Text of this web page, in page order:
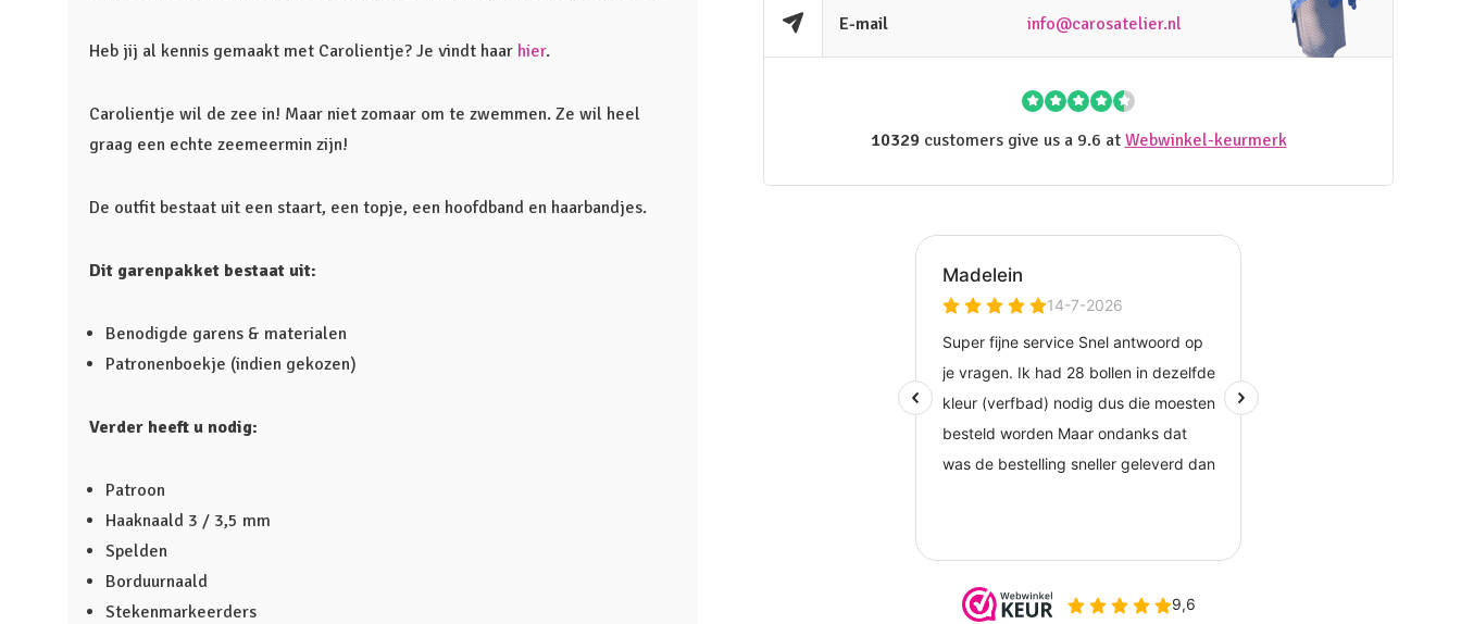
Heb jij al kennis gemaakt met Carolientje? Je vindt haar hier.
Carolientje wil de zee in! Maar niet zomaar om te zwemmen. Ze wil heel
graag een echte zeemeermin zijn!
De outfit bestaat uit een staart, een topje, een hoofdband en haarbandjes.
Dit garenpakket bestaat uit:
Benodigde garens & materialen
Patronenboekje (indien gekozen)
Verder heeft u nodig:
Patroon
Haaknaald 3 / 3,5 mm
Spelden
Borduurnaald
Stekenmarkeerders
E-mail info@carosatelier.nl
10329customers give us a 9.6 at Webwinkel-keurmerk